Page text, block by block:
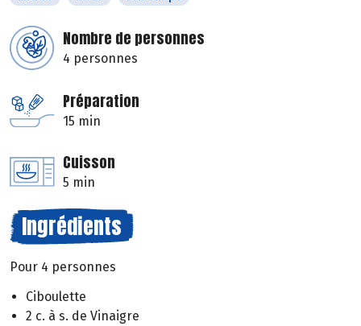
Nombre de personnes
4 personnes
Préparation
15 min
Cuisson
5 min
Ingrédients
Pour 4 personnes
Ciboulette
2 c. à s. de Vinaigre